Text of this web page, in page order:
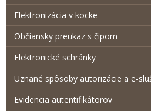
Elektronizácia v kocke
Občiansky preukaz s čipom
Elektronické schránky
Uznané spôsoby autorizácie a e-
Evidencia autentifikátorov